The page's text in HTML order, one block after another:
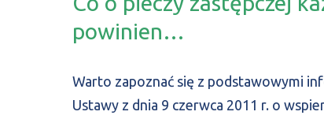
powinien…
Warto zapoznać się z podstawowymi
Ustawy z dnia 9 czerwca 2011 r. o